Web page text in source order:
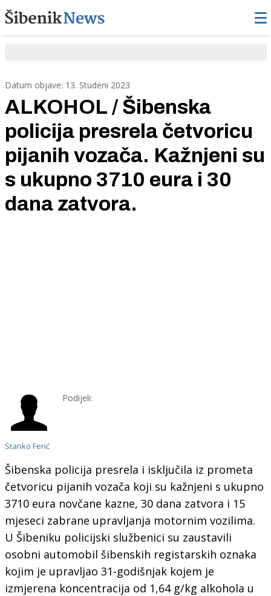
Datum objave: 13. Studeni 2023
ALKOHOL / Šibenska
policija presrela četvoricu
pijanih vozača. Kažnjeni su
s ukupno 3710 eura i 30
dana zatvora.
Stanko Ferić
Podijeli:
Šibenska policija presrela i isključila iz prometa
četvoricu pijanih vozača koji su kažnjeni s ukupno
3710 eura novčane kazne, 30 dana zatvora i 15
mjeseci zabrane upravljanja motornim vozilima.
U Šibeniku policijski službenici su zaustavili
osobni automobil šibenskih registarskih oznaka
kojim je upravljao 31-godišnjak kojem je
izmjerena koncentracija od 1,64 g/kg alkohola u